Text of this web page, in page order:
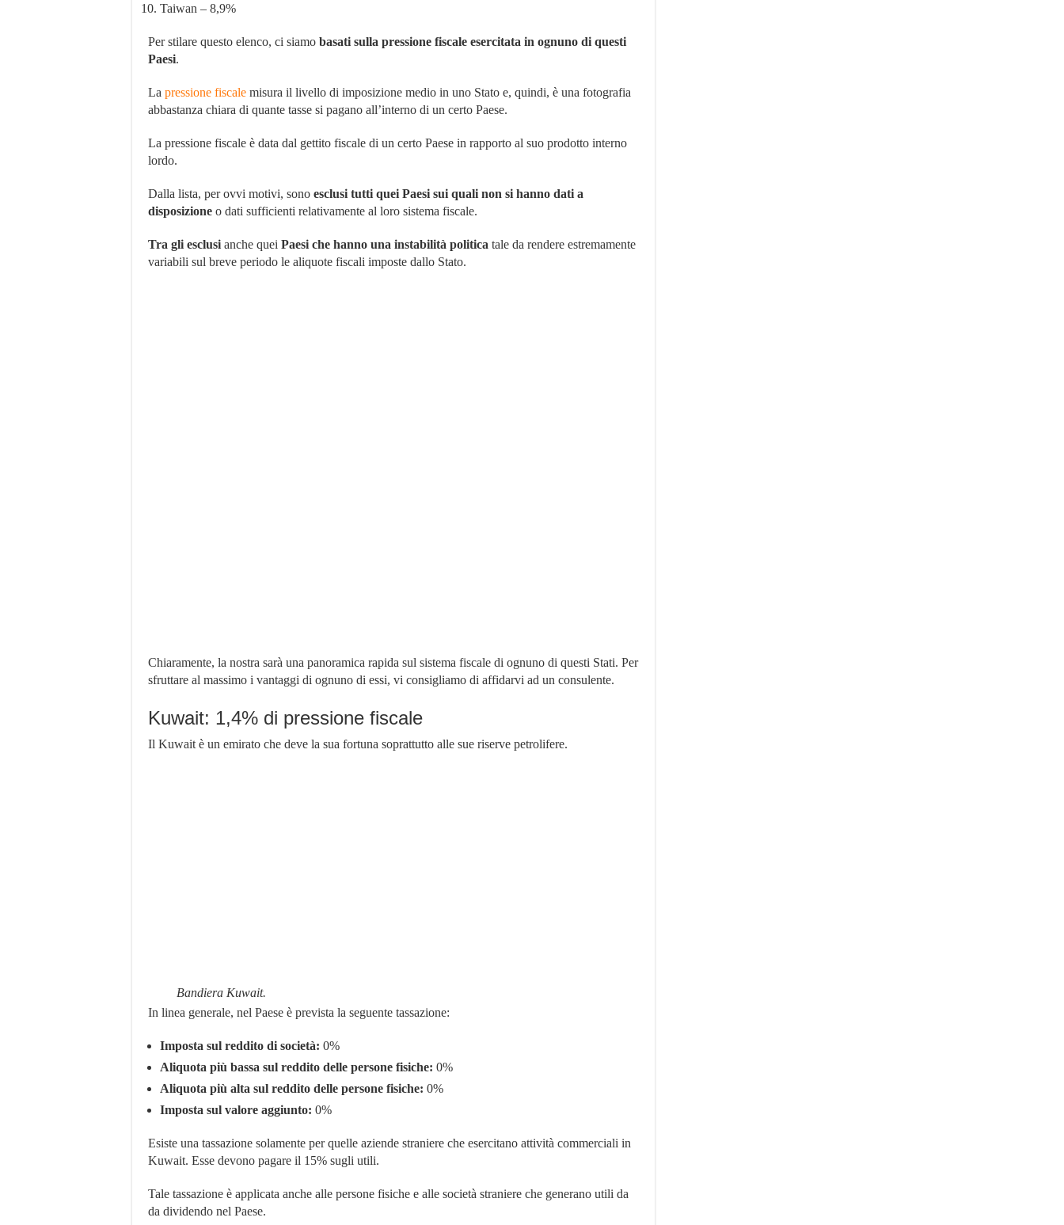
Taiwan – 8,9%
Per stilare questo elenco, ci siamo basati sulla pressione fiscale esercitata in ognuno di questi
Paesi.
La pressione fiscale misura il livello di imposizione medio in uno Stato e, quindi, è una fotografia
abbastanza chiara di quante tasse si pagano all’interno di un certo Paese.
La pressione fiscale è data dal gettito fiscale di un certo Paese in rapporto al suo prodotto interno
lordo.
Dalla lista, per ovvi motivi, sono esclusi tutti quei Paesi sui quali non si hanno dati a
disposizione o dati sufficienti relativamente al loro sistema fiscale.
Tra gli esclusi anche quei Paesi che hanno una instabilità politica tale da rendere estremamente
variabili sul breve periodo le aliquote fiscali imposte dallo Stato.
Chiaramente, la nostra sarà una panoramica rapida sul sistema fiscale di ognuno di questi Stati. Per
sfruttare al massimo i vantaggi di ognuno di essi, vi consigliamo di affidarvi ad un consulente.
Kuwait: 1,4% di pressione fiscale
Il Kuwait è un emirato che deve la sua fortuna soprattutto alle sue riserve petrolifere.
Bandiera Kuwait.
In linea generale, nel Paese è prevista la seguente tassazione:
Imposta sul reddito di società: 0%
Aliquota più bassa sul reddito delle persone fisiche: 0%
Aliquota più alta sul reddito delle persone fisiche: 0%
Imposta sul valore aggiunto: 0%
Esiste una tassazione solamente per quelle aziende straniere che esercitano attività commerciali in
Kuwait. Esse devono pagare il 15% sugli utili.
Tale tassazione è applicata anche alle persone fisiche e alle società straniere che generano utili da
da dividendo nel Paese.